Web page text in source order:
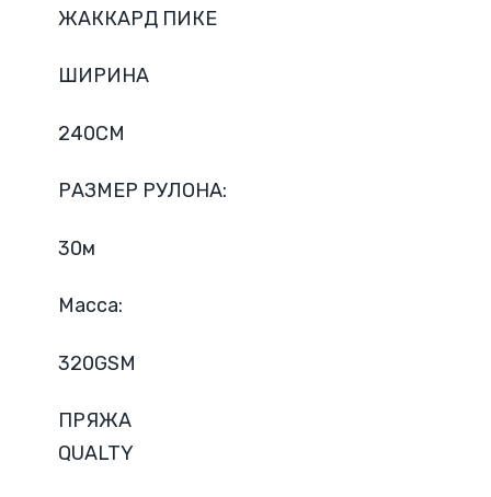
ЖАККАРД ПИКЕ
ШИРИНА
240CM
РАЗМЕР РУЛОНА:
30м
Масса:
320GSM
ПРЯЖА
QUALTY